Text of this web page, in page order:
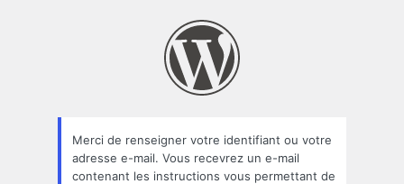
oublié
Merci de renseigner votre identifiant ou votre
adresse e-mail. Vous recevrez un e-mail
contenant les instructions vous permettant de